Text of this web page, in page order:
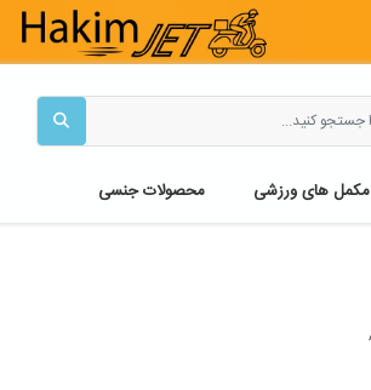
مکمل های ورزشی محصولات جنسی